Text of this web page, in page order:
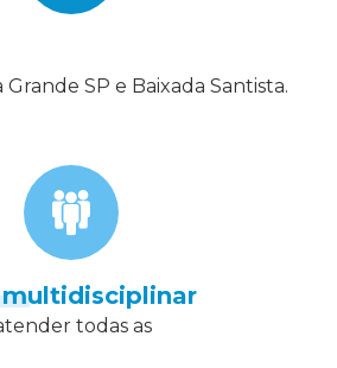
SP e Baixada Santista.
todas as